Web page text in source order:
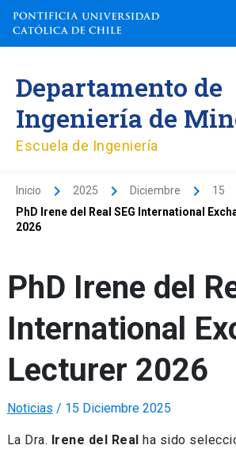
contenido
Departamento de
Ingeniería de
Escuela de Ingeniería
Inicio 2025 Diciembre
15
PhD Irene del Real SEG International
2026
PhD Irene del
International
Lecturer 2026
Noticias / 15 Diciembre 2025
La Dra. Irene del Real ha sido